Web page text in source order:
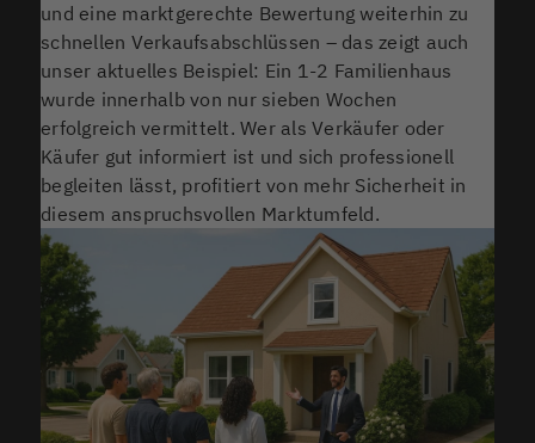
und eine marktgerechte Bewertung weiterhin zu
schnellen Verkaufsabschlüssen – das zeigt auch
unser aktuelles Beispiel: Ein 1-2 Familienhaus
wurde innerhalb von nur sieben Wochen
erfolgreich vermittelt. Wer als Verkäufer oder
Käufer gut informiert ist und sich professionell
begleiten lässt, profitiert von mehr Sicherheit in
diesem anspruchsvollen Marktumfeld.